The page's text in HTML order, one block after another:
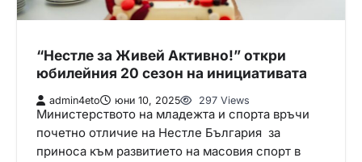
“Нестле за Живей Aктивно!” откри
юбилейния 20 сезон на инициативата
admin4eto юни 10, 2025 297 Views
Министерството на младежта и спорта връчи
почетно отличие на Нестле България за
приноса към развитието на масовия спорт в